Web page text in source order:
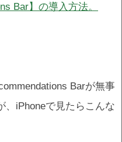
Bar】の導入方法。
Barが無事
、iPhoneで見たらこんな